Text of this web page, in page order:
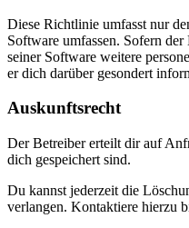
Diese Richtlinie umfasst nur
Software umfassen. Sofern
seiner Software weitere
er dich darüber gesondert
Auskunftsrecht
Der Betreiber erteilt dir auf
dich gespeichert sind.
Du kannst jederzeit die
verlangen. Kontaktiere hierzu